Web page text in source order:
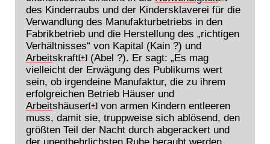
des Kinderraubs und der Kindersklaverei für die
Verwandlung des Manufakturbetriebs in den
Fabrikbetrieb und die Herstellung des „richtigen
Verhältnisses“ von Kapital (Kain ?) und
Arbeitskraft[+](Abel ?). Er sagt: „Es mag
vielleicht der Erwägung des Publikums wert
sein, ob irgendeine Manufaktur, die zu ihrem
erfolgreichen Betrieb Häuser und
Arbeitshäuser[+]von armen Kindern entleeren
muss, damit sie, truppweise sich ablösend, den
größten Teil der Nacht durch abgerackert und
der unentbehrlichsten Ruhe beraubt werden,